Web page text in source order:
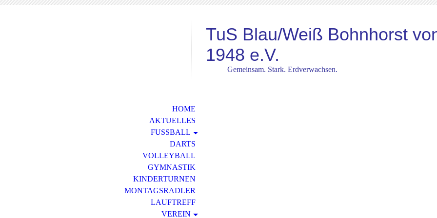
TuS Blau/Weiß Bohnhorst
1948 e.V.
Gemeinsam. Stark. Erdverwachsen.
HOME
AKTUELLES
FUSSBALL
DARTS
VOLLEYBALL
GYMNASTIK
KINDERTURNEN
MONTAGSRADLER
LAUFTREFF
VEREIN